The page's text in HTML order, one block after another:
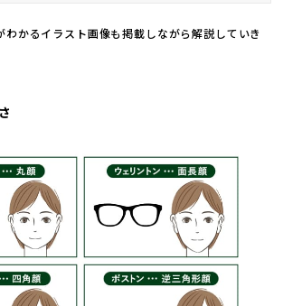
わかるイラスト画像も掲載しながら解説していき